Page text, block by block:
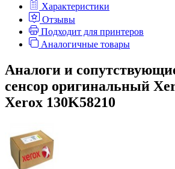
Характеристики
Отзывы
Подходит для принтеров
Аналогичные товары
Аналоги и
сенсор оригинальный
Xerox 130K58210